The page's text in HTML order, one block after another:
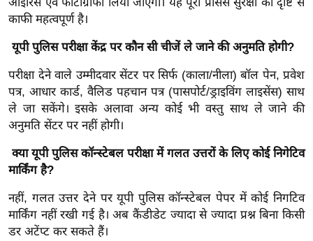
g
N
e
s
ला
इ
फ
स्टा
इ
ल
टे
क्नॉ
काफी महत्वपूर्ण है।
यूपी पुलिस परीक्षा केंद्र पर कौन सी चीजें ले जाने की अनुमति होगी?
परीक्षा देने वाले उम्मीदवार सेंटर पर सिर्फ (काला/नीला) बॉल पेन, प्रवेश
पत्र, आधार कार्ड, वैलिड पहचान पत्र (पासपोर्ट/ड्राइविंग लाइसेंस) साथ
ले जा सकेंगे। इसके अलावा अन्य कोई भी वस्तु साथ ले जाने की
अनुमति सेंटर पर नहीं होगी।
क्या यूपी पुलिस कॉन्स्टेबल परीक्षा में गलत उत्तरों के लिए कोई निगेटिव
मार्किंग है?
नहीं, गलत उत्तर देने पर यूपी पुलिस कॉन्स्टेबल पेपर में कोई निगटिव
मार्किंग नहीं रखी गई है। अब कैंडीडेट ज्यादा से ज्यादा प्रश्न बिना किसी
डर अटेंप्ट कर सकते हैं।